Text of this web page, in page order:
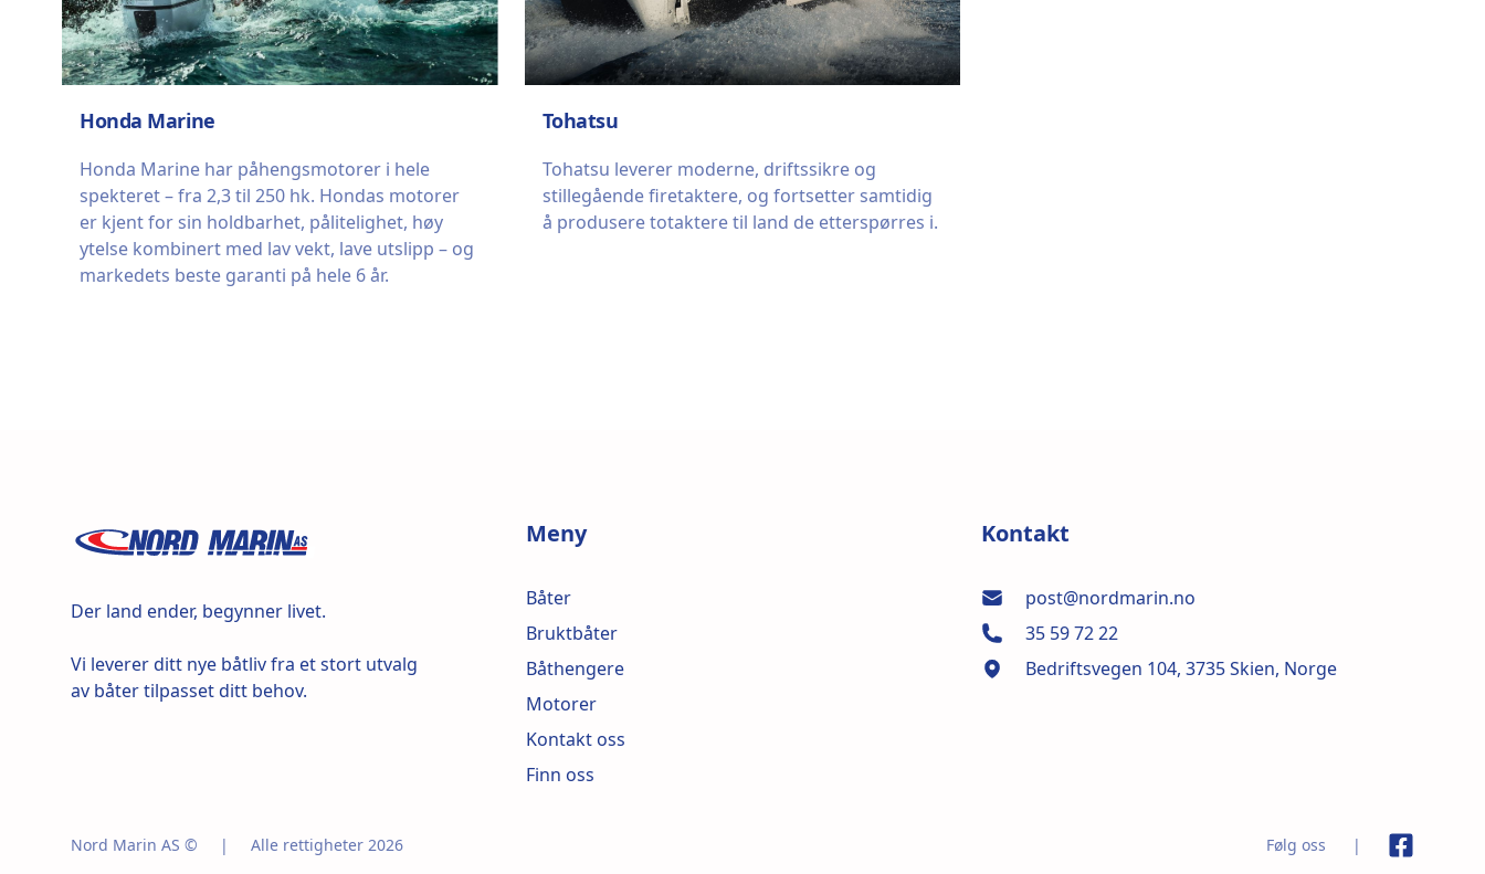
Honda Marine
Honda Marine har påhengsmotorer i hele
spekteret – fra 2,3 til 250 hk. Hondas motorer
er kjent for sin holdbarhet, pålitelighet, høy
ytelse kombinert med lav vekt, lave utslipp – og
markedets beste garanti på hele 6 år.
Tohatsu
Tohatsu leverer moderne, driftssikre og
stillegående firetaktere, og fortsetter samtidig
å produsere totaktere til land de etterspørres i.
Der land ender, begynner livet.
Vi leverer ditt nye båtliv fra et stort utvalg
av båter tilpasset ditt behov.
Meny
Båter
Bruktbåter
Båthengere
Motorer
Kontakt oss
Finn oss
Kontakt
post@nordmarin.no
35 59 72 22
Bedriftsvegen 104, 3735 Skien, Norge
Nord Marin AS © | Alle rettigheter 2026 Følg oss |